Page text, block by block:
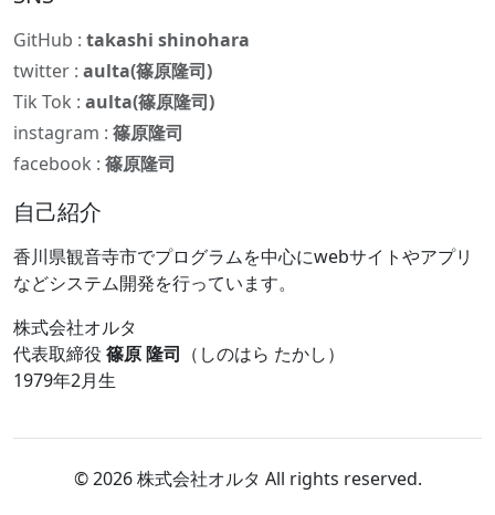
GitHub : takashi shinohara
twitter : aulta(篠原隆司)
Tik Tok : aulta(篠原隆司)
instagram : 篠原隆司
facebook : 篠原隆司
自己紹介
香川県観音寺市でプログラムを中心にwebサイトやアプリ
などシステム開発を行っています。
株式会社オルタ
代表取締役 篠原 隆司 （しのはら たかし）
1979年2月生
© 2026 株式会社オルタ All rights reserved.